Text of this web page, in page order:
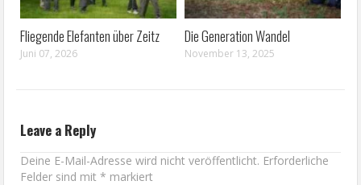
Fliegende Elefanten über Zeitz
Juni 07, 2026
Die Generation Wandel
November 13, 2025
Leave a Reply
Deine E-Mail-Adresse wird nicht veröffentlicht. Erforderliche
Felder sind mit* markiert